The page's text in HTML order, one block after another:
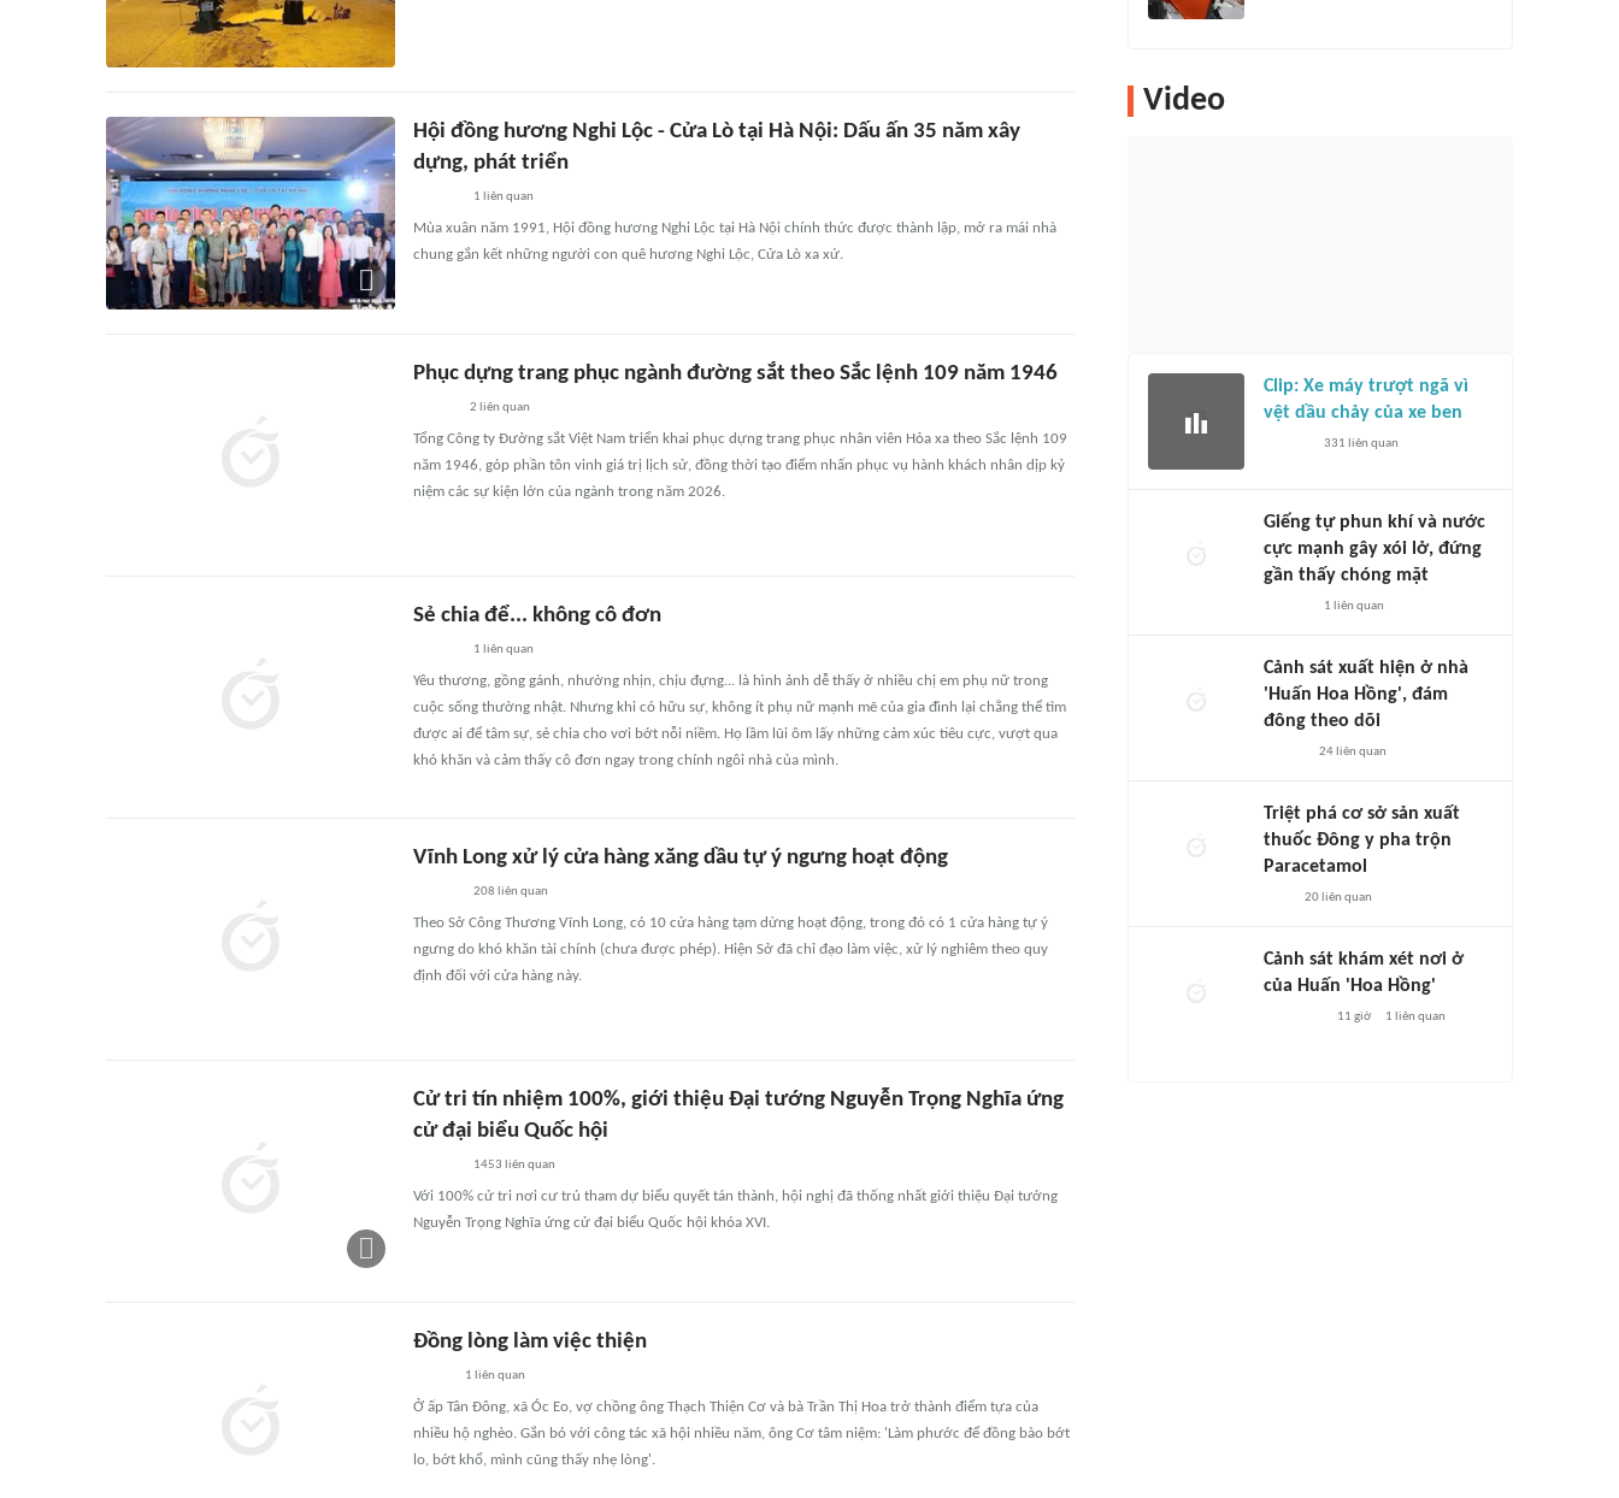
Hội đồng hương Nghi Lộc - Cửa Lò tại Hà Nội: Dấu ấn 35 năm xây
dựng, phát triển
1 liên quan
Mùa xuân năm 1991, Hội đồng hương Nghi Lộc tại Hà Nội chính thức được thành lập, mở ra mái nhà
chung gắn kết những người con quê hương Nghi Lộc, Cửa Lò xa xứ.
Phục dựng trang phục ngành đường sắt theo Sắc lệnh 109 năm 1946
2 liên quan
Tổng Công ty Đường sắt Việt Nam triển khai phục dựng trang phục nhân viên Hỏa xa theo Sắc lệnh 109
năm 1946, góp phần tôn vinh giá trị lịch sử, đồng thời tạo điểm nhấn phục vụ hành khách nhân dịp kỷ
niệm các sự kiện lớn của ngành trong năm 2026.
Sẻ chia để... không cô đơn
1 liên quan
Yêu thương, gồng gánh, nhường nhịn, chịu đựng... là hình ảnh dễ thấy ở nhiều chị em phụ nữ trong
cuộc sống thường nhật. Nhưng khi có hữu sự, không ít phụ nữ mạnh mẽ của gia đình lại chẳng thể tìm
được ai để tâm sự, sẻ chia cho vơi bớt nỗi niềm. Họ lầm lũi ôm lấy những cảm xúc tiêu cực, vượt qua
khó khăn và cảm thấy cô đơn ngay trong chính ngôi nhà của mình.
Vĩnh Long xử lý cửa hàng xăng dầu tự ý ngưng hoạt động
208 liên quan
Theo Sở Công Thương Vĩnh Long, có 10 cửa hàng tạm dừng hoạt động, trong đó có 1 cửa hàng tự ý
ngưng do khó khăn tài chính (chưa được phép). Hiện Sở đã chỉ đạo làm việc, xử lý nghiêm theo quy
định đối với cửa hàng này.
Cử tri tín nhiệm 100%, giới thiệu Đại tướng Nguyễn Trọng Nghĩa ứng
cử đại biểu Quốc hội
1453 liên quan
Với 100% cử tri nơi cư trú tham dự biểu quyết tán thành, hội nghị đã thống nhất giới thiệu Đại tướng
Nguyễn Trọng Nghĩa ứng cử đại biểu Quốc hội khóa XVI.
Đồng lòng làm việc thiện
1 liên quan
Ở ấp Tân Đông, xã Óc Eo, vợ chồng ông Thạch Thiện Cơ và bà Trần Thị Hoa trở thành điểm tựa của
nhiều hộ nghèo. Gắn bó với công tác xã hội nhiều năm, ông Cơ tâm niệm: 'Làm phước để đồng bào bớt
lo, bớt khổ, mình cũng thấy nhẹ lòng'.
Video
Clip: Xe máy trượt ngã vì
vệt dầu chảy của xe ben
331 liên quan
Giếng tự phun khí và nước
cực mạnh gây xói lở, đứng
gần thấy chóng mặt
1 liên quan
Cảnh sát xuất hiện ở nhà
'Huấn Hoa Hồng', đám
đông theo dõi
24liên quan
Triệt phá cơ sở sản xuất
thuốc Đông y pha trộn
Paracetamol
20liên quan
Cảnh sát khám xét nơi ở
của Huấn 'Hoa Hồng'
11 giờ 1 liên quan